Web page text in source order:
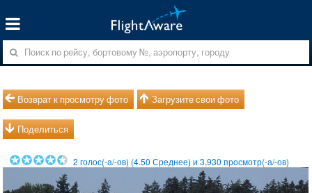
Возврат к просмотру фото Загрузите свои фото
Поделиться
2 голос(-а/-ов) (4.50 Среднее) и3,930 просмотр(-а/-ов)